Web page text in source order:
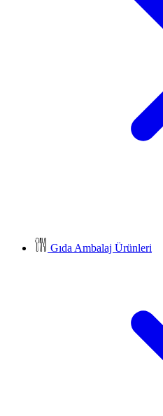
Gıda Ambalaj Ürünleri